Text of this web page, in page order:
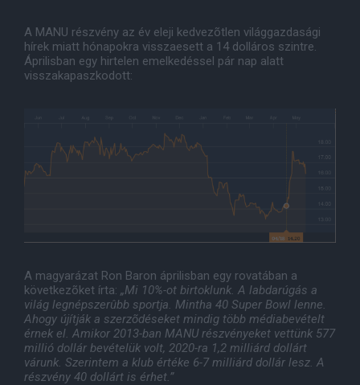
A MANU részvény az év eleji kedvezõtlen világgazdasági
hírek miatt hónapokra visszaesett a 14 dolláros szintre.
Áprilisban egy hirtelen emelkedéssel pár nap alatt
visszakapaszkodott:
A magyarázat Ron Baron áprilisban egy rovatában a
következõket írta: „Mi 10%-ot birtoklunk. A labdarúgás a
világ legnépszerûbb sportja. Mintha 40 Super Bowl lenne.
Ahogy újítják a szerzõdéseket mindig több médiabevételt
érnek el. Amikor 2013-ban MANU részvényeket vettünk 577
millió dollár bevételük volt, 2020-ra 1,2 milliárd dollárt
várunk. Szerintem a klub értéke 6-7 milliárd dollár lesz. A
részvény 40 dollárt is érhet.”